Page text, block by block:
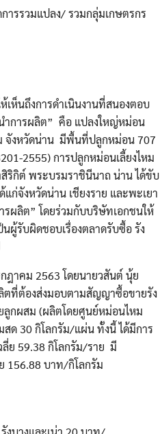
Search
ารรวมแปลง/ รวมกลุ่มเกษตรกร
ห็นถึงการดำเนินงานที่สนองตอบ
ำการผลิต” คือ แปลงใหญ่หม่อน
จังหวัดน่าน มีพื้นที่ปลูกหม่อน 707
2555) การปลูกหม่อนเลี้ยงไหม
ริกิต์ พระบรมราชินีนาถ น่าน ได้ขับ
ก่จังหวัดน่าน เชียงราย และพะเยา
รผลิต” โดยร่วมกับบริษัทเอกชนให้
ผู้รับผิดชอบเรื่องตลาดรับซื้อ รัง
ฎาคม 2563 โดยนายวสันต์ นุ้ย
ตที่ต้องส่งมอบตามสัญญาซื้อขายรัง
ลูกผสม (ผลิตโดยศูนย์หม่อนไหม
ด 30 กิโลกรัม/แผ่น ทั้งนี้ ได้มีการ
ลี่ย 59.38 กิโลกรัม/ราย มี
156.88 บาท/กิโลกรัม